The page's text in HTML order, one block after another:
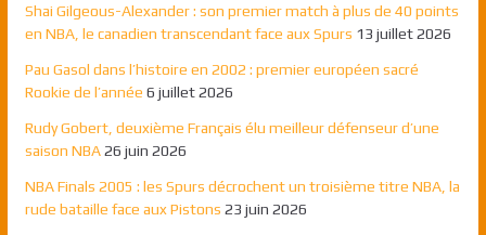
Shai Gilgeous-Alexander : son premier match à plus de 40 points
en NBA, le canadien transcendant face aux Spurs 13 juillet 2026
Pau Gasol dans l’histoire en 2002 : premier européen sacré
Rookie de l’année 6 juillet 2026
Rudy Gobert, deuxième Français élu meilleur défenseur d’une
saison NBA 26 juin 2026
NBA Finals 2005 : les Spurs décrochent un troisième titre NBA, la
rude bataille face aux Pistons 23 juin 2026